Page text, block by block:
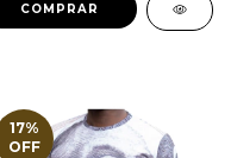
COMPRAR
17%
OFF